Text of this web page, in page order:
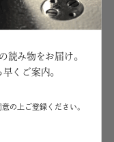
読み物をお届け。
くご案内。
の上ご登録ください。